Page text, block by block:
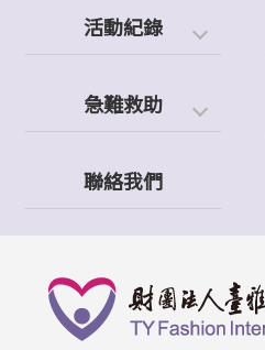
活動紀錄
急難救助
聯絡我們